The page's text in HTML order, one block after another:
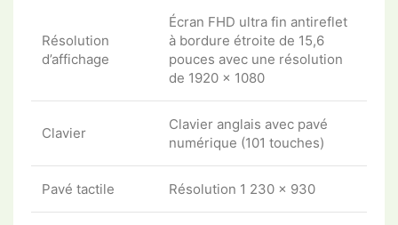
Résolution
d’affichage
Écran FHD ultra fin antireflet
à bordure étroite de 15,6
pouces avec une résolution
de 1920 x 1080
Clavier
Clavier anglais avec pavé
numérique (101 touches)
Pavé tactile Résolution 1 230 x 930